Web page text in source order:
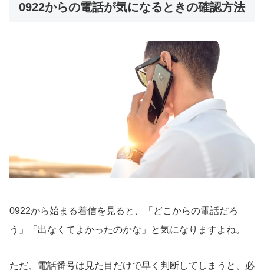
0922からの電話が気になるときの確認方法
0922から始まる着信を見ると、「どこからの電話だろ
う」「出なくてよかったのかな」と気になりますよね。
ただ、電話番号は見た目だけで早く判断してしまうと、必